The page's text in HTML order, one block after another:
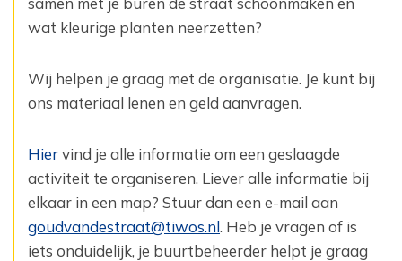
wat kleurige planten neerzetten?
Wij helpen je graag met de organisatie. Je kunt bij
ons materiaal lenen en geld aanvragen.
Hiervind je alle informatie om een geslaagde
activiteit te organiseren. Liever alle informatie bij
elkaar in een map? Stuur dan een e-mail aan
goudvandestraat@tiwos.nl. Heb je vragen of is
iets onduidelijk, je buurtbeheerder helpt je graag